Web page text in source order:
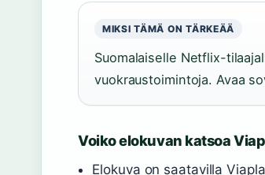
MIKSI TÄMÄ ON TÄRKEÄÄ
Suomalaiselle Netflix-
vuokraustoimintoja. Avaa
Voiko elokuvan katsoa
Elokuva on saatavilla